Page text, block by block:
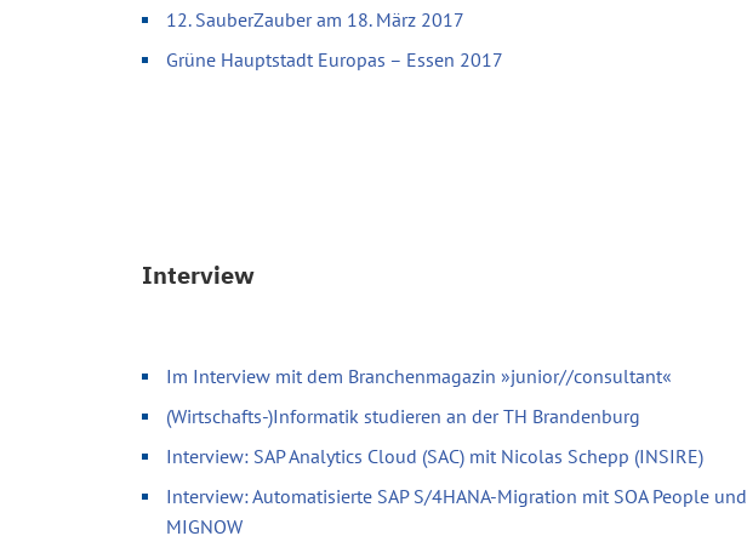
12. SauberZauber am 18. März 2017
Grüne Hauptstadt Europas – Essen 2017
Interview
Im Interview mit dem Branchenmagazin »junior//consultant«
(Wirtschafts-)Informatik studieren an der TH Brandenburg
Interview: SAP Analytics Cloud (SAC) mit Nicolas Schepp (INSIRE)
Interview: Automatisierte SAP S/4HANA-Migration mit SOA People und
MIGNOW